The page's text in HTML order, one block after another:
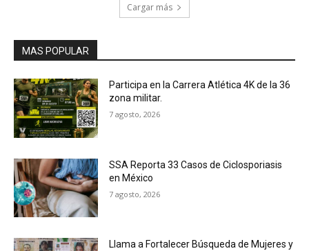
Cargar más
MAS POPULAR
Participa en la Carrera Atlética 4K de la 36
zona militar.
7 agosto, 2026
SSA Reporta 33 Casos de Ciclosporiasis
en México
7 agosto, 2026
Llama a Fortalecer Búsqueda de Mujeres y